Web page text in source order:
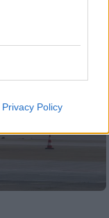
Privacy Policy